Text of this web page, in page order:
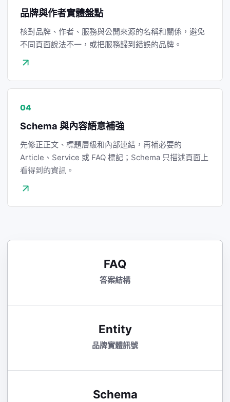
品牌與作者實體盤點
核對品牌、作者、服務與公開來源的名稱和關係，避免
不同頁面說法不一，或把服務歸到錯誤的品牌。
04
Schema 與內容語意補強
先修正正文、標題層級和內部連結，再補必要的
Article、Service 或 FAQ 標記；Schema 只描述頁面上
看得到的資訊。
FAQ
答案結構
Entity
品牌實體訊號
Schema